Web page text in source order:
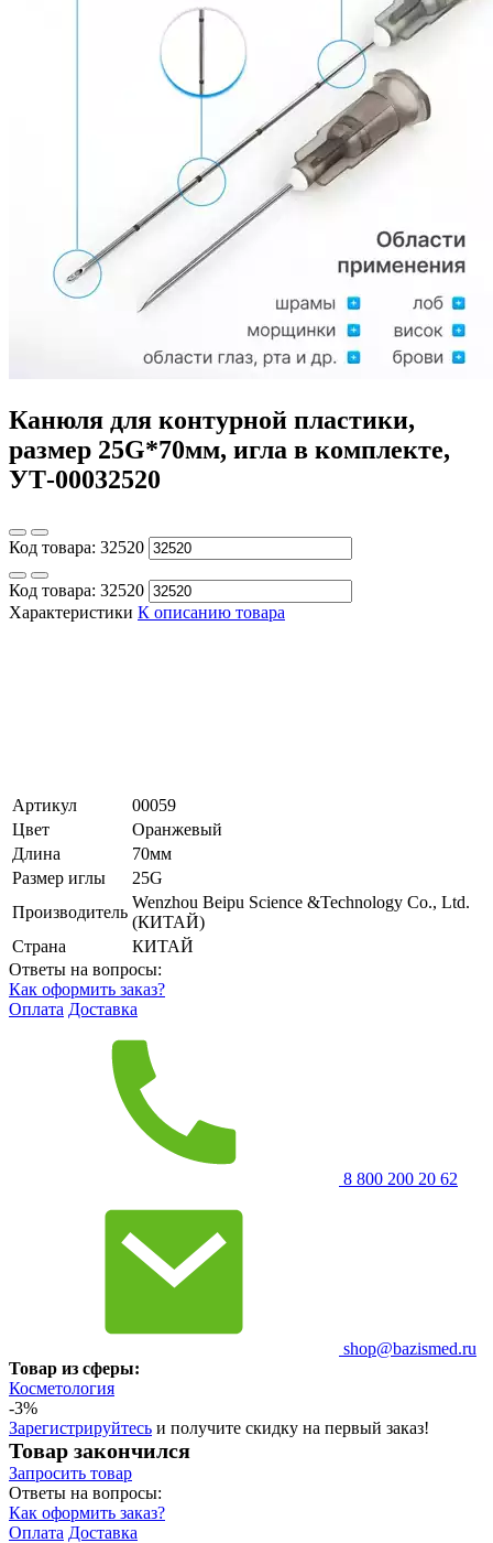
Канюля для контурной пластики,
размер 25G*70мм, игла в комплекте,
УТ-00032520
Код товара: 32520
Код товара: 32520
Характеристики К описанию товара
Артикул
00059
Цвет
Оранжевый
Длина
70мм
Размер иглы
25G
Производитель
Wenzhou Beipu Science &Technology Co., Ltd.
(КИТАЙ)
Страна
КИТАЙ
Ответы на вопросы:
Как оформить заказ?
Оплата Доставка
8 800 200 20 62
shop@bazismed.ru
Товар из сферы:
Косметология
-3%
Зарегистрируйтесь и получите скидку на первый заказ!
Товар закончился
Запросить товар
Ответы на вопросы:
Как оформить заказ?
Оплата Доставка